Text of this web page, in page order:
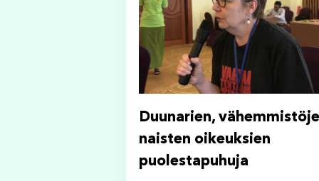
Duunarien,
naisten oikeuksien
puolestapuhuja